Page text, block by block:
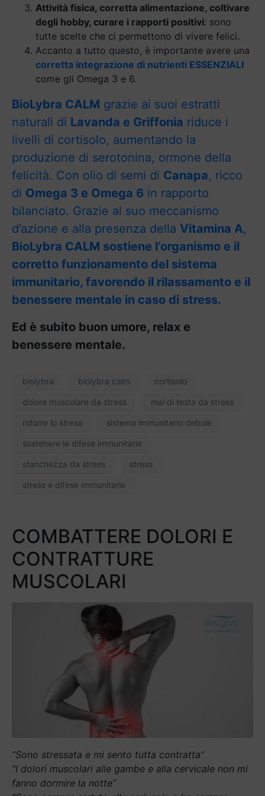
Attività fisica, corretta alimentazione, coltivare
degli hobby, curare i rapporti positivi: sono
tutte scelte che ci permettono di vivere felici.
Accanto a tutto questo, è importante avere una
corretta integrazione di nutrienti ESSENZIALI
come gli Omega 3 e 6.
BioLybra CALM grazie ai suoi estratti
naturali di Lavanda e Griffonia riduce i
livelli di cortisolo, aumentando la
produzione di serotonina, ormone della
felicità. Con olio di semi di Canapa, ricco
di Omega 3 e Omega 6 in rapporto
bilanciato. Grazie al suo meccanismo
d’azione e alla presenza della Vitamina A,
BioLybra CALM sostiene l’organismo e il
corretto funzionamento del sistema
immunitario, favorendo il rilassamento e il
benessere mentale in caso di stress.
Ed è subito buon umore, relax e
benessere mentale.
biolybra biolybra calm cortisolo
dolore muscolare da stress mal di testa da stress
ridurre lo stress sistema immunitario debole
sostenere le difese immunitarie
stanchezza da stress stress
stress e difese immunitarie
COMBATTERE DOLORI E
CONTRATTURE
MUSCOLARI
“Sono stressata e mi sento tutta contratta”
“I dolori muscolari alle gambe e alla cervicale non mi
fanno dormire la notte”